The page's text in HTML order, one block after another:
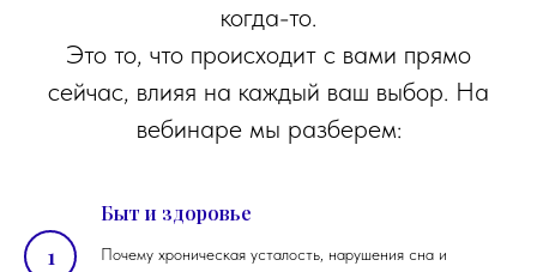
когда-то.
Это то, что происходит с вами прямо
сейчас, влияя на каждый ваш выбор. На
вебинаре мы разберем:
Быт и здоровье
Почему хроническая усталость, нарушения сна и